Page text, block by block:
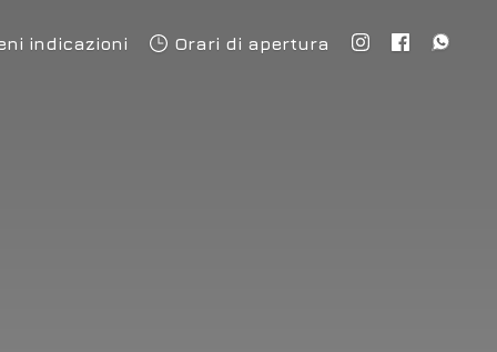
indicazioni Orari di apertura